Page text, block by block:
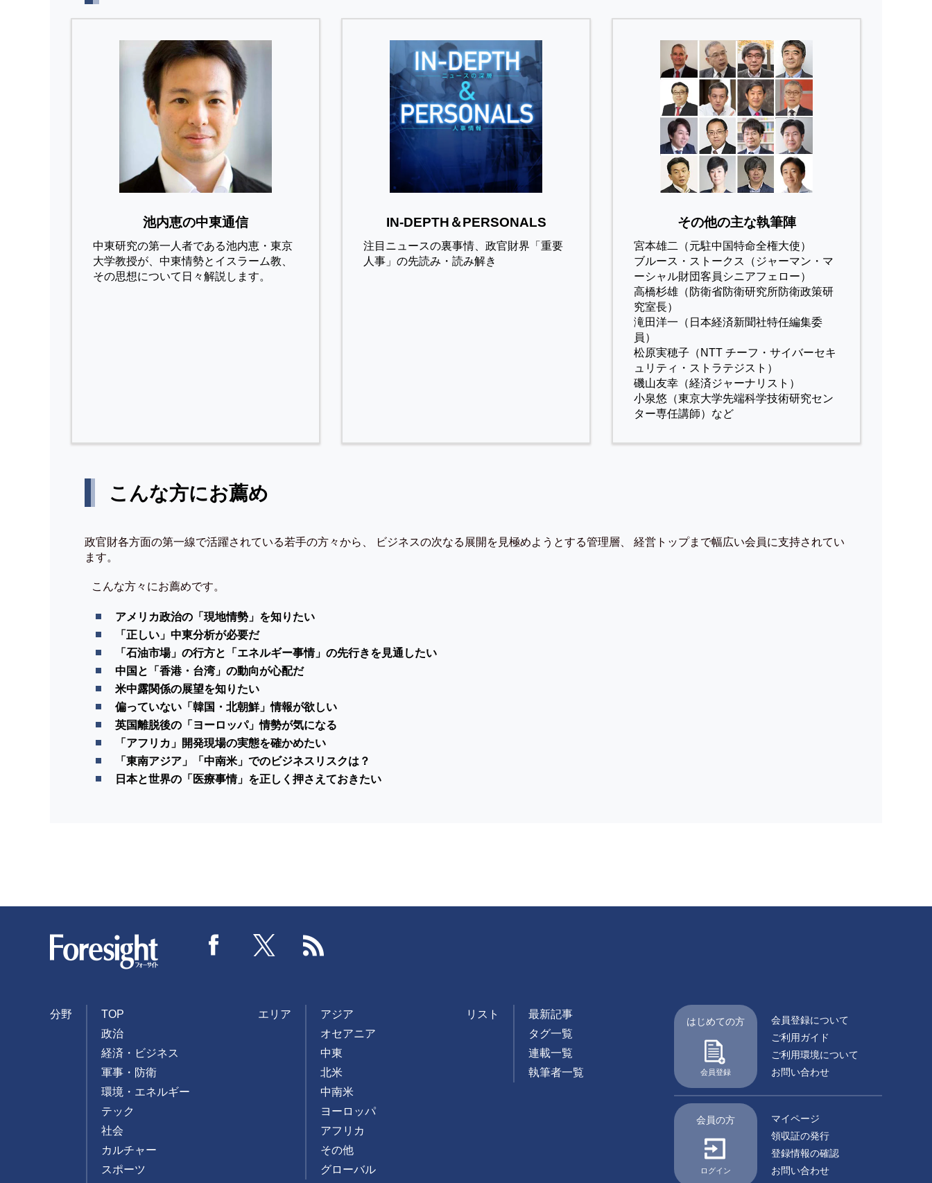
池内恵の中東通信
中東研究の第⼀⼈者である池内恵・東京
⼤学教授が、中東情勢とイスラーム教、
その思想について⽇々解説します。
IN-DEPTH＆PERSONALS
注目ニュースの裏事情、政官財界「重要
人事」の先読み・読み解き
その他の主な執筆陣
宮本雄二（元駐中国特命全権大使）
ブルース・ストークス（ジャーマン・マ
ーシャル財団客員シニアフェロー）
高橋杉雄（防衛省防衛研究所防衛政策研
究室長）
滝田洋一（日本経済新聞社特任編集委
員）
松原実穂子（NTT チーフ・サイバーセキ
ュリティ・ストラテジスト）
磯山友幸（経済ジャーナリスト）
小泉悠（東京大学先端科学技術研究セン
ター専任講師）など
こんな方にお薦め
政官財各方面の第一線で活躍されている若手の方々から、 ビジネスの次なる展開を見極めようとする管理層、 経営トップまで幅広い会員に支持されてい
ます。
こんな方々にお薦めです。
アメリカ政治の「現地情勢」を知りたい
「正しい」中東分析が必要だ
「石油市場」の行方と「エネルギー事情」の先行きを見通したい
中国と「香港・台湾」の動向が心配だ
米中露関係の展望を知りたい
偏っていない「韓国・北朝鮮」情報が欲しい
英国離脱後の「ヨーロッパ」情勢が気になる
「アフリカ」開発現場の実態を確かめたい
「東南アジア」「中南米」でのビジネスリスクは？
日本と世界の「医療事情」を正しく押さえておきたい
Facebook Twitter
分野
TOP
政治
経済・ビジネス
軍事・防衛
環境・エネルギー
テック
社会
カルチャー
スポーツ
エリア
アジア
オセアニア
中東
北米
中南米
ヨーロッパ
アフリカ
その他
グローバル
リスト
最新記事
タグ一覧
連載一覧
執筆者一覧
はじめての方
会員登録
会員登録について
ご利用ガイド
ご利用環境について
お問い合わせ
会員の方
ログイン
マイページ
領収証の発行
登録情報の確認
お問い合わせ